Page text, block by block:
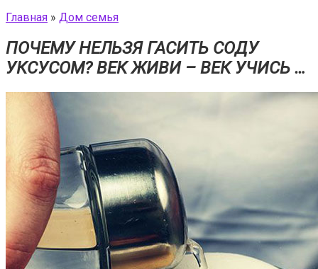
Главная » Дом семья
ПОЧЕМУ НЕЛЬЗЯ ГАСИТЬ СОДУ
УКСУСОМ? ВЕК ЖИВИ – ВЕК УЧИСЬ …